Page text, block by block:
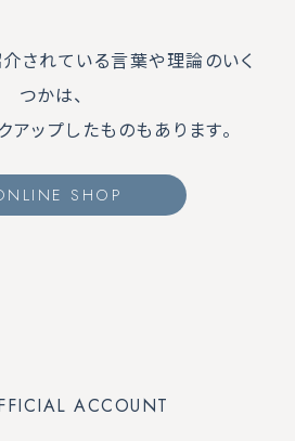
介されている言葉や理論のいく
つかは、
アップしたものもあります。
SHOP
ACCOUNT